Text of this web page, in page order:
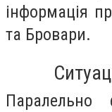
інформація
та Бровари.
Паралельно